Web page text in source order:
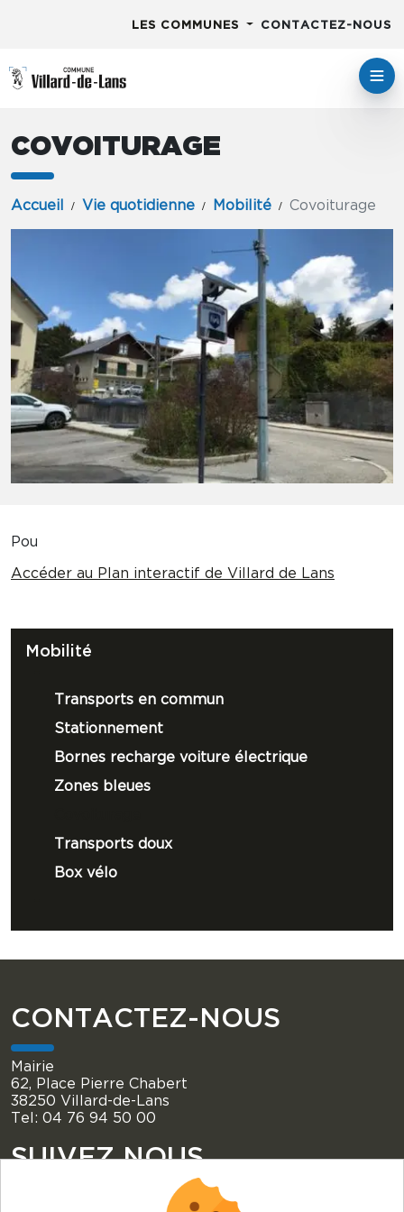
LES COMMUNES CONTACTEZ-NOUS
COVOITURAGE
Accueil Vie quotidienne Mobilité Covoiturage
Pou
Accéder au Plan interactif de Villard de Lans
Mobilité
Transports en commun
Stationnement
Bornes recharge voiture électrique
Zones bleues
Transports doux
Box vélo
CONTACTEZ-NOUS
Mairie
62, Place Pierre Chabert
38250 Villard-de-Lans
Tel: 04 76 94 50 00
SUIVEZ NOUS